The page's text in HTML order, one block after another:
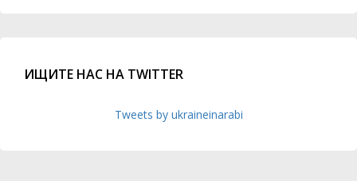
ИЩИТЕ НАС НА TWITTER
Tweets by ukraineinarabi